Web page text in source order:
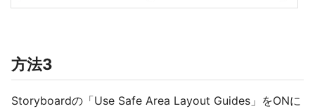
方法3
Storyboardの「Use Safe Area Layout Guides」をONに